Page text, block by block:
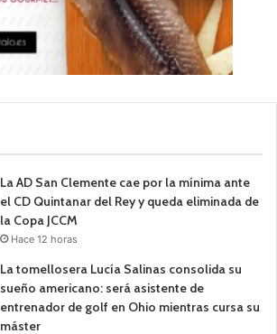
La AD San Clemente cae por la mínima ante
el CD Quintanar del Rey y queda eliminada de
la Copa JCCM
Hace 12 horas
La tomellosera Lucía Salinas consolida su
sueño americano: será asistente de
entrenador de golf en Ohio mientras cursa su
máster